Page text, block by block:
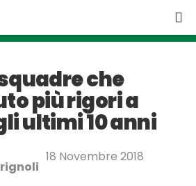
che
più rigori a
ultimi 10 anni
18 Novembre 2018